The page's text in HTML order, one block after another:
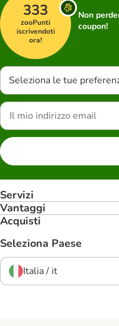
333
zooPunti
iscrivendoti
ora!
Non
coupon!
Seleziona le tue
Servizi
Vantaggi
Acquisti
Seleziona Paese
Italia / it